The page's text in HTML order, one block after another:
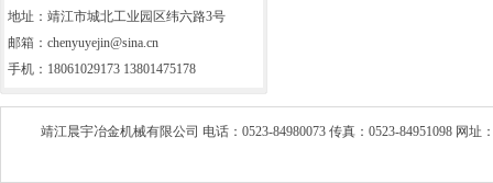
地址：靖江市城北工业园区纬六路3号
邮箱：chenyuyejin@sina.cn
手机：18061029173 13801475178
靖江晨宇冶金机械有限公司 电话：0523-84980073 传真：0523-84951098 网